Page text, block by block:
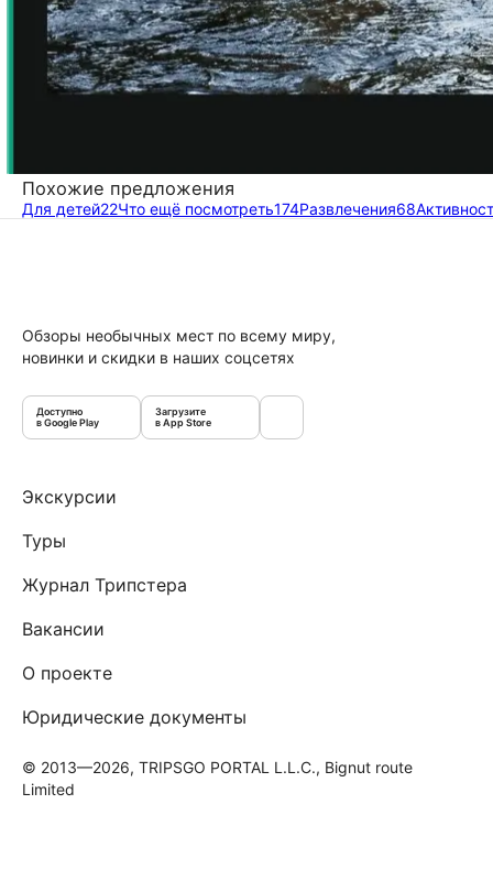
Похожие предложения
Для детей22Что ещё посмотреть174Развлечения68
Обзоры необычных мест по всему миру,
новинки и скидки в наших соцсетях
Доступно
в Google Play
Загрузите
в App Store
Экскурсии
Туры
Журнал Трипстера
Вакансии
О проекте
Юридические документы
© 2013—2026, TRIPSGO PORTAL L.L.C., Bignut route
Limited